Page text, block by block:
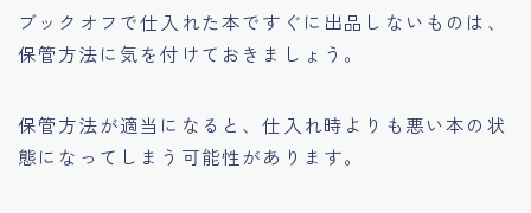
ブックオフで仕入れた本ですぐに出品しないものは、
保管方法に気を付けておきましょう。
保管方法が適当になると、仕入れ時よりも悪い本の状
態になってしまう可能性があります。